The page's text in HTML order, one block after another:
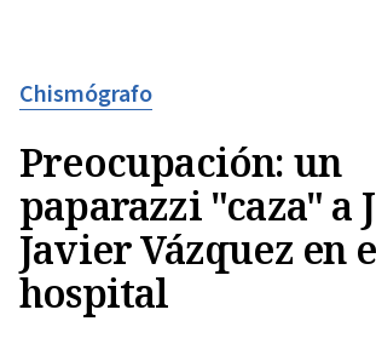
Chismógrafo
Preocupación: un
paparazzi "caza" a
Javier Vázquez en
hospital